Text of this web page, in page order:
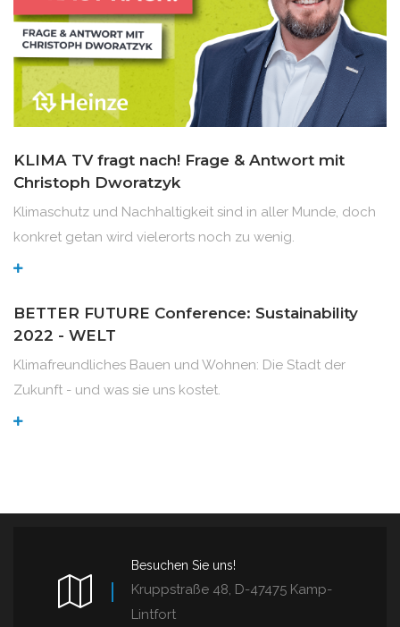
KLIMA TV fragt nach! Frage & Antwort mit
Christoph Dworatzyk
Klimaschutz und Nachhaltigkeit sind in aller Munde, doch
konkret getan wird vielerorts noch zu wenig.
BETTER FUTURE Conference: Sustainability
2022 - WELT
Klimafreundliches Bauen und Wohnen: Die Stadt der
Zukunft - und was sie uns kostet.
Besuchen Sie uns!
Kruppstraße 48, D-47475 Kamp-
Lintfort